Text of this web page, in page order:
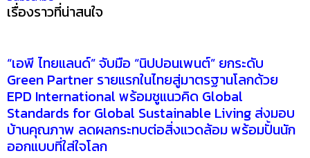
เรื่องราวที่น่าสนใจ
“เอพี ไทยแลนด์” จับมือ “นิปปอนเพนต์” ยกระดับ
Green Partner รายแรกในไทยสู่มาตรฐานโลกด้วย
EPD International พร้อมชูแนวคิด Global
Standards for Global Sustainable Living ส่งมอบ
บ้านคุณภาพ ลดผลกระทบต่อสิ่งแวดล้อม พร้อมปั้นนัก
ออกแบบที่ใส่ใจโลก